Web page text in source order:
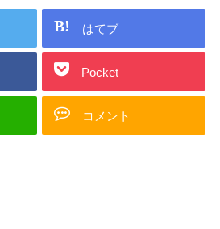
はてブ
Pocket
コメント